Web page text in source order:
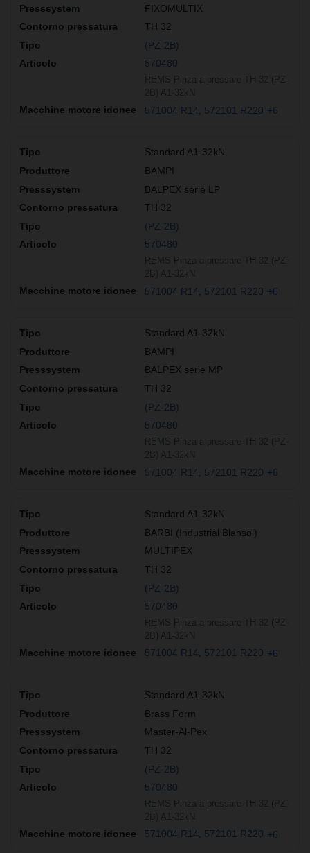
FIXOMULTIX
TH 32
(PZ-2B)
570480
571004 R14 572101 R220 +6
Standard A1-32kN
BAMPI
BALPEX serie LP
TH 32
(PZ-2B)
570480
571004 R14 572101 R220 +6
Standard A1-32kN
BAMPI
BALPEX serie MP
TH 32
(PZ-2B)
570480
571004 R14 572101 R220 +6
Standard A1-32kN
BARBI (Industrial Blansol)
MULTIPEX
TH 32
(PZ-2B)
570480
571004 R14 572101 R220 +6
Standard A1-32kN
Brass Form
Master-Al-Pex
TH 32
(PZ-2B)
570480
571004 R14 572101 R220 +6